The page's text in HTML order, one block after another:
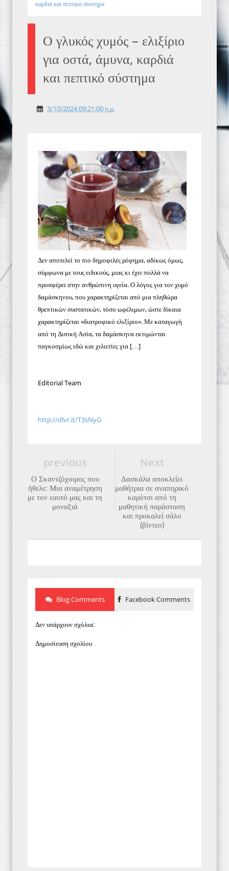
καρδιά και πεπτικό σύστημα
Ο γλυκός χυμός – ελιξίριο
για οστά, άμυνα, καρδιά
και πεπτικό σύστημα
3/10/2024 09:21:00 π.μ.
Δεν αποτελεί το πιο δημοφιλές ρόφημα, αδίκως όμως,
σύμφωνα με τους ειδικούς, μιας κι έχει πολλά να
προσφέρει στην ανθρώπινη υγεία. Ο λόγος για τον χυμό
δαμάσκηνου, που χαρακτηρίζεται από μια πληθώρα
θρεπτικών συστατικών, τόσο ωφέλιμων, ώστε δίκαια
χαρακτηρίζεται «διατροφικό ελιξίριο». Με καταγωγή
από τη Δυτική Ασία, τα δαμάσκηνα εκτιμώνται
παγκοσμίως εδώ και χιλιετίες για […]
Editorial Team
http://dlvr.it/T3sNyG
Next
Δασκάλα αποκλείει
μαθήτρια σε αναπηρικό
καρότσι από τη
μαθητική παράσταση
και προκαλεί σάλο
(βίντεο)
previous
Ο Σκαντζόχοιρος που
ήθελε: Μια αναμέτρηση
με τον εαυτό μας και τη
μοναξιά
Blog Comments Facebook Comments
Δεν υπάρχουν σχόλια:
Δημοσίευση σχολίου